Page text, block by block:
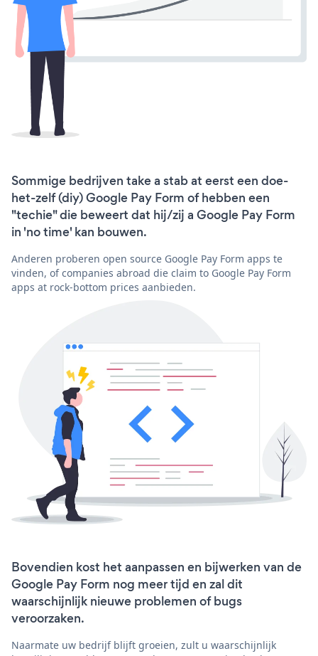
Sommige bedrijven take a stab at eerst een doe-
het-zelf (diy) Google Pay Form of hebben een
"techie" die beweert dat hij/zij a Google Pay Form
in 'no time' kan bouwen.
Anderen proberen open source Google Pay Form apps te
vinden, of companies abroad die claim to Google Pay Form
apps at rock-bottom prices aanbieden.
Bovendien kost het aanpassen en bijwerken van de
Google Pay Form nog meer tijd en zal dit
waarschijnlijk nieuwe problemen of bugs
veroorzaken.
Naarmate uw bedrijf blijft groeien, zult u waarschijnlijk